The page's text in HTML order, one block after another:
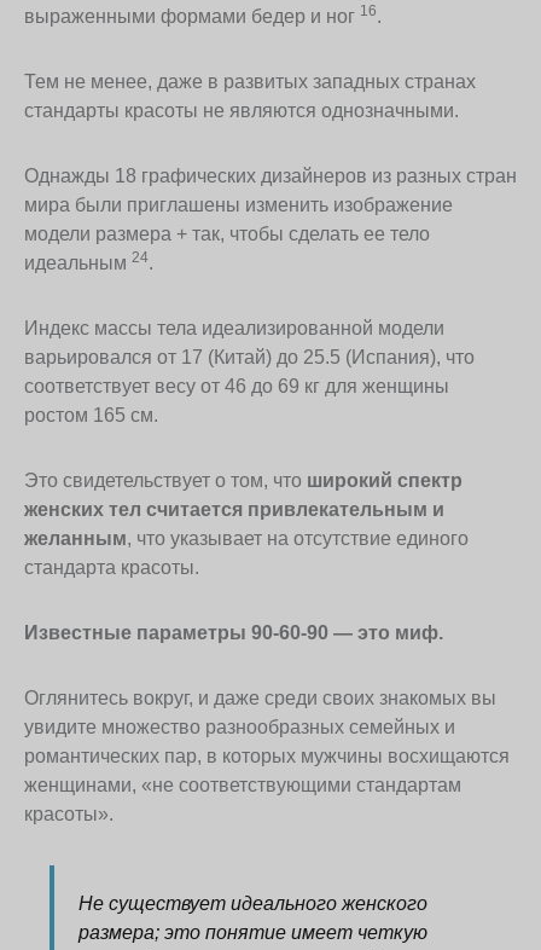
выраженными формами бедер и ног 16.
Тем не менее, даже в развитых западных странах
стандарты красоты не являются однозначными.
Однажды 18 графических дизайнеров из разных стран
мира были приглашены изменить изображение
модели размера + так, чтобы сделать ее тело
идеальным 24.
Индекс массы тела идеализированной модели
варьировался от 17 (Китай) до 25.5 (Испания), что
соответствует весу от 46 до 69 кг для женщины
ростом 165 см.
Это свидетельствует о том, что широкий спектр
женских тел считается привлекательным и
желанным, что указывает на отсутствие единого
стандарта красоты.
Известные параметры 90-60-90 — это миф.
Оглянитесь вокруг, и даже среди своих знакомых вы
увидите множество разнообразных семейных и
романтических пар, в которых мужчины восхищаются
женщинами, «не соответствующими стандартам
красоты».
Не существует идеального женского
размера; это понятие имеет четкую